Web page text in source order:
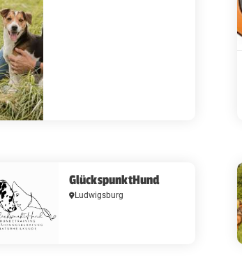
GlückspunktHund
Ludwigsburg